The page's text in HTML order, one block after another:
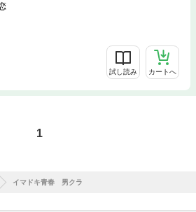
試し読み カートへ
1
イマドキ青春 男クラ